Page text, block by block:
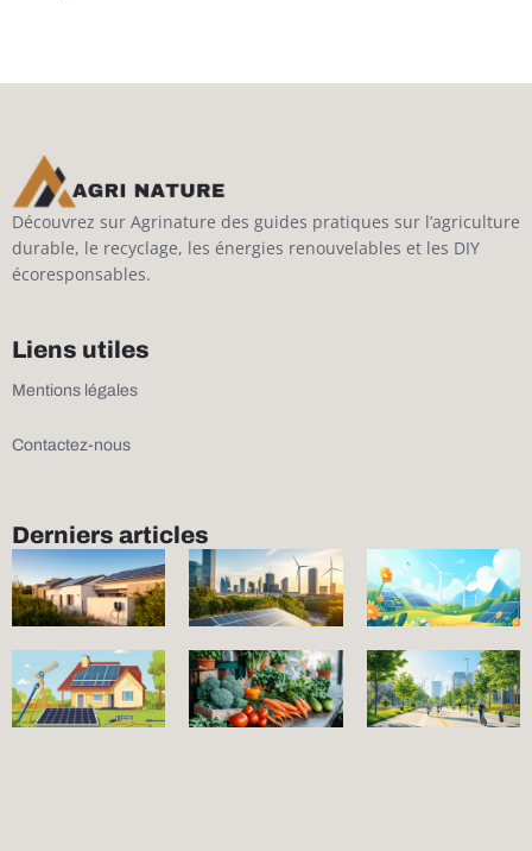
Découvrez sur Agrinature des guides pratiques sur l’agriculture
durable, le recyclage, les énergies renouvelables et les DIY
écoresponsables.
Liens utiles
Mentions légales
Contactez-nous
Derniers articles